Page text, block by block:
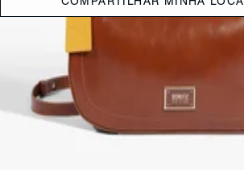
versátil e estiloso! Com detalhe Schutz
cor contrastante, ela adiciona um toque
amplo espaço para levar seus itens e a
É a bolsa feminina perfeita para acompanhar